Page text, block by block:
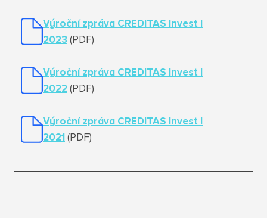
Výroční zpráva CREDITAS Invest I
2023 (PDF)
Výroční zpráva CREDITAS Invest I
2022 (PDF)
Výroční zpráva CREDITAS Invest I
2021 (PDF)